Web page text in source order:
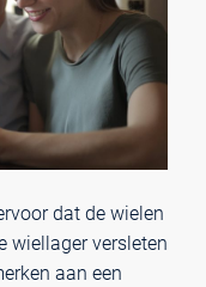
dat de wielen
wiellager versleten
aan een